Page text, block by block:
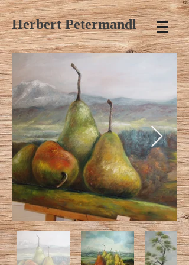
Herbert Petermandl